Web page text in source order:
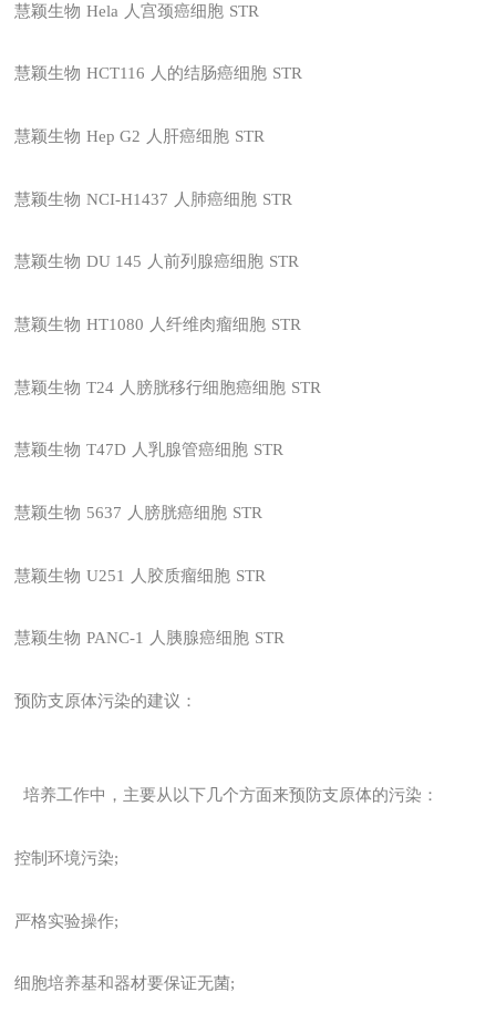
慧颖生物 Hela 人宫颈癌细胞 STR
慧颖生物 HCT116 人的结肠癌细胞 STR
慧颖生物 Hep G2 人肝癌细胞 STR
慧颖生物 NCI-H1437 人肺癌细胞 STR
慧颖生物 DU 145 人前列腺癌细胞 STR
慧颖生物 HT1080 人纤维肉瘤细胞 STR
慧颖生物 T24 人膀胱移行细胞癌细胞 STR
慧颖生物 T47D 人乳腺管癌细胞 STR
慧颖生物 5637 人膀胱癌细胞 STR
慧颖生物 U251 人胶质瘤细胞 STR
慧颖生物 PANC-1 人胰腺癌细胞 STR
预防支原体污染的建议：
培养工作中，主要从以下几个方面来预防支原体的污染：
控制环境污染;
严格实验操作;
细胞培养基和器材要保证无菌;